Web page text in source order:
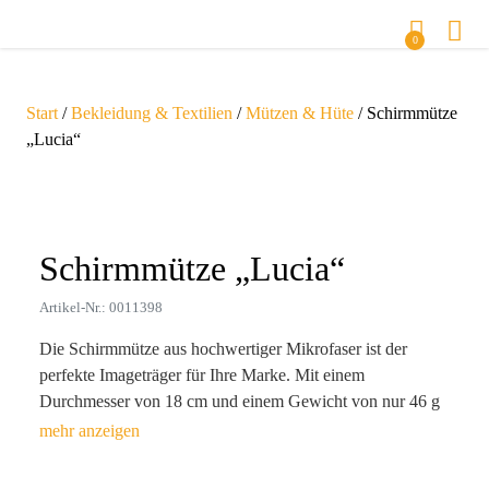
0
Start /Bekleidung & Textilien /Mützen & Hüte / Schirmmütze
„Lucia“
Schirmmütze „Lucia“
Artikel-Nr.: 0011398
Die Schirmmütze aus hochwertiger Mikrofaser ist der
perfekte Imageträger für Ihre Marke. Mit einem
Durchmesser von 18 cm und einem Gewicht von nur 46 g
liegt sie leicht auf dem Kopf und schützt vor Sonne und